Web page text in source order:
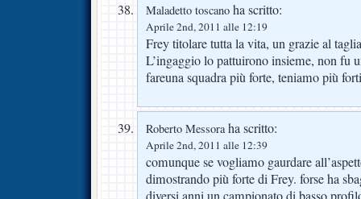
Maladetto toscano ha scritto:
Aprile 2nd, 2011 alle 12:19
Frey titolare tutta la vita, un grazie al
L’ingaggio lo pattuirono insieme, non fu
fareuna squadra più forte, teniamo più
Roberto Messoraha scritto:
Aprile 2nd, 2011 alle 12:39
comunque se vogliamo gaurdare
dimostrando più forte di Frey. forse ha